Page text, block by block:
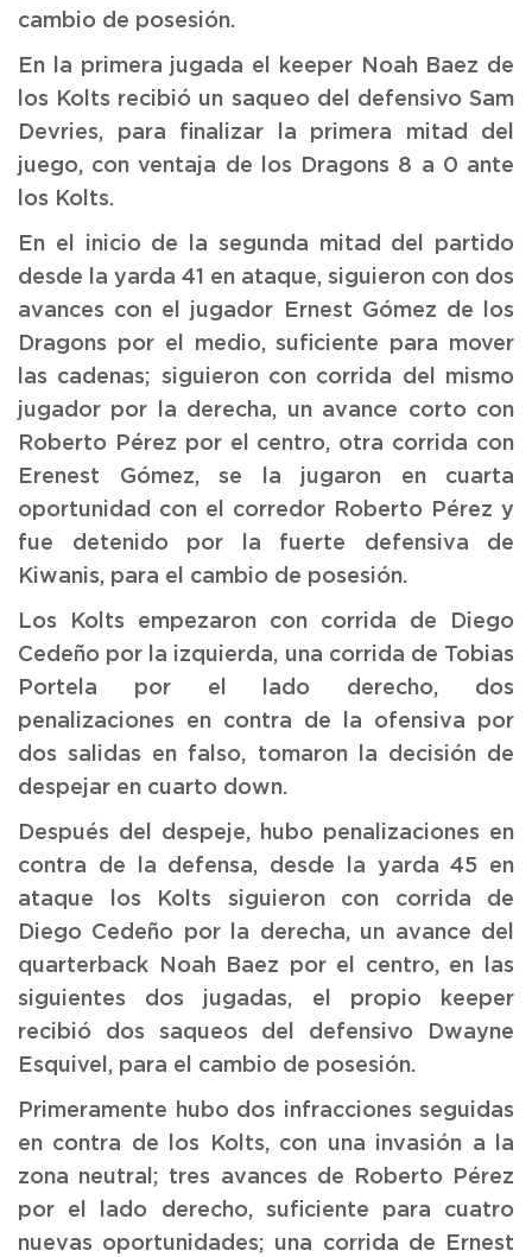
cambio de posesión.
En la primera jugada el keeper Noah Baez de
los Kolts recibió un saqueo del defensivo Sam
Devries, para finalizar la primera mitad del
juego, con ventaja de los Dragons 8 a 0 ante
los Kolts.
En el inicio de la segunda mitad del partido
desde la yarda 41 en ataque, siguieron con dos
avances con el jugador Ernest Gómez de los
Dragons por el medio, suficiente para mover
las cadenas; siguieron con corrida del mismo
jugador por la derecha, un avance corto con
Roberto Pérez por el centro, otra corrida con
Erenest Gómez, se la jugaron en cuarta
oportunidad con el corredor Roberto Pérez y
fue detenido por la fuerte defensiva de
Kiwanis, para el cambio de posesión.
Los Kolts empezaron con corrida de Diego
Cedeño por la izquierda, una corrida de Tobias
Portela por el lado derecho, dos
penalizaciones en contra de la ofensiva por
dos salidas en falso, tomaron la decisión de
despejar en cuarto down.
Después del despeje, hubo penalizaciones en
contra de la defensa, desde la yarda 45 en
ataque los Kolts siguieron con corrida de
Diego Cedeño por la derecha, un avance del
quarterback Noah Baez por el centro, en las
siguientes dos jugadas, el propio keeper
recibió dos saqueos del defensivo Dwayne
Esquivel, para el cambio de posesión.
Primeramente hubo dos infracciones seguidas
en contra de los Kolts, con una invasión a la
zona neutral; tres avances de Roberto Pérez
por el lado derecho, suficiente para cuatro
nuevas oportunidades; una corrida de Ernest